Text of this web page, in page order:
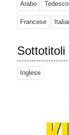
Arabo Tedesco
Francese
Sottotitoli
Inglese